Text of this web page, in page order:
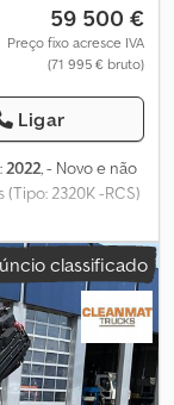
59 500 €
Preço fixo acresce IVA
(71 995 € bruto)
Ligar
2022, - Novo e não
2320K -RCS)
- Controlo
- Equipado
carga: * 4,5
metros -> 2.210
kg = Mais
visual:
17
classificado